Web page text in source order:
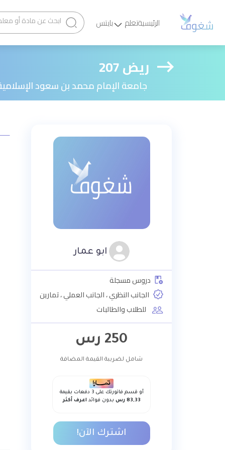
الرئيسيةتعلم بايتس
ريض 207
جامعة الإمام محمد بن سعود
ابو عمار
دروس مسجلة
الجانب النظري ، الجانب العملي ، تمارين
للطلاب والطالبات
250 رس
شامل لضريبة القيمة المضافة
أو قسم فاتورتك على 3 دفعات بقيمة
83,33 رس
بدون فوائد اعرف أكثر
اشترك الآن!